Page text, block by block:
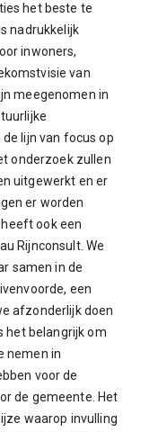
het beste te
nadrukkelijk
inwoners,
van
meegenomen in
lijn van focus op
onderzoek zullen
uitgewerkt en er
er worden
ook een
Rijnconsult. We
samen in de
een
afzonderlijk doen
het belangrijk om
nemen in
voor de
de gemeente. Het
waarop invulling